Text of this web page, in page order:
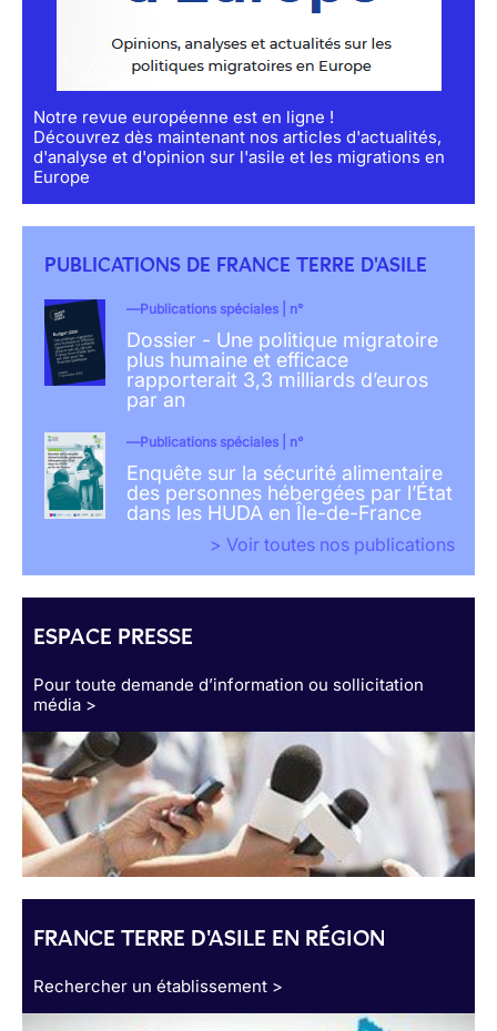
Notre revue européenne est en ligne !
Découvrez dès maintenant nos articles d'actualités,
d'analyse et d'opinion sur l'asile et les migrations en
Europe
PUBLICATIONS DE FRANCE TERRE D'ASILE
Publications spéciales | n°
Dossier - Une politique migratoire
plus humaine et efficace
rapporterait 3,3 milliards d’euros
par an
Publications spéciales | n°
Enquête sur la sécurité alimentaire
des personnes hébergées par l’État
dans les HUDA en Île-de-France
> Voir toutes nos publications
ESPACE PRESSE
Pour toute demande d’information ou sollicitation
média >
FRANCE TERRE D'ASILE EN RÉGION
Rechercher un établissement >